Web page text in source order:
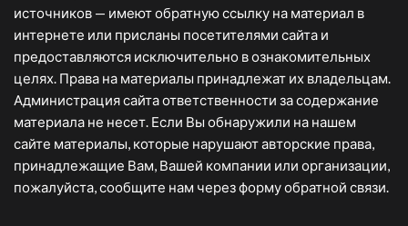
источников — имеют обратную ссылку на материал в
интернете или присланы посетителями сайта и
предоставляются исключительно в ознакомительных
целях. Права на материалы принадлежат их владельцам.
Администрация сайта ответственности за содержание
материала не несет. Если Вы обнаружили на нашем
сайте материалы, которые нарушают авторские права,
принадлежащие Вам, Вашей компании или организации,
пожалуйста, сообщите нам через форму обратной связи.